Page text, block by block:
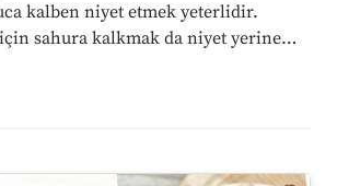
kalben niyet etmek yeterlidir.
sahura kalkmak da niyet yerine